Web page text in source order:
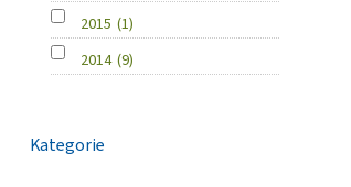
2015 (1)
2014 (9)
Kategorie